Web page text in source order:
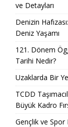
ve Detayları
Denizin
Deniz Yaşamı
121. Dönem
Tarihi Nedir?
Uzaklarda Bir
TCDD
Büyük Kadro
Gençlik ve Spor